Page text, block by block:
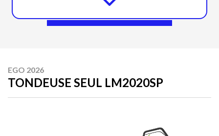
EGO 2026
TONDEUSE SEUL LM2020SP